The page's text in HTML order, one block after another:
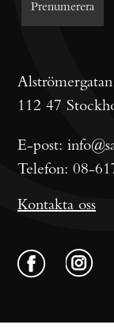
112 47
E-post:
Telefon: 08-
Kontakta oss